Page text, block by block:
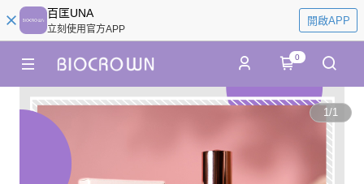
百匡UNA
立刻使用官方APP
開啟APP
0
1/1